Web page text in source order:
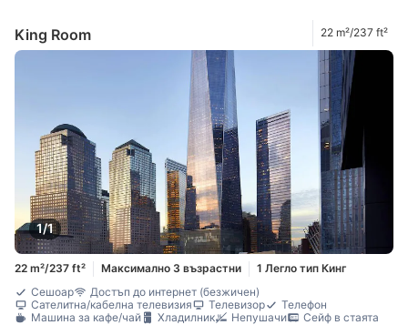
King Room 22 m²/237 ft²
1/1
22 m²/237 ft² Максимално 3 възрастни
1 Легло тип Кинг
Сешоар
Достъп до интернет (безжичен)
Сателитна/кабелна телевизия
Телевизор
Телефон
Машина за кафе/чай
Хладилник Непушачи Сейф в стаята